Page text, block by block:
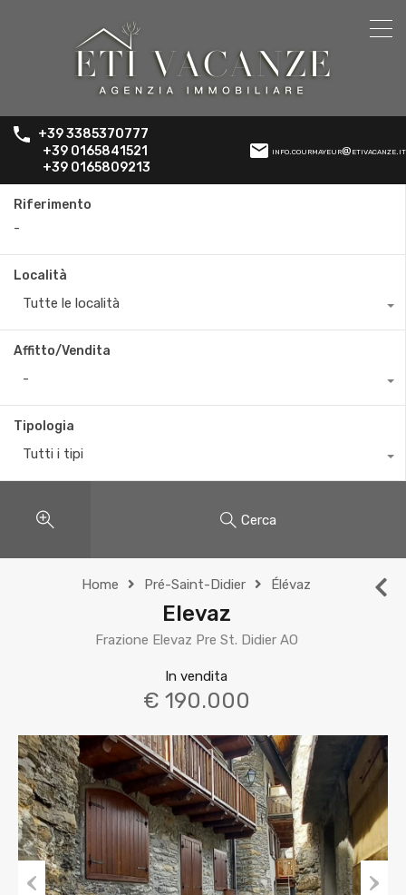
+39 3385370777
+39 0165841521
+39 0165809213
info.courmayeur@etivacanze.it
Riferimento
Località
Tutte le località
Affitto/Vendita
-
Tipologia
Tutti i tipi
Cerca
Home Pré-Saint-Didier Élévaz
Elevaz
Frazione Elevaz Pre St. Didier AO
In vendita
€ 190.000